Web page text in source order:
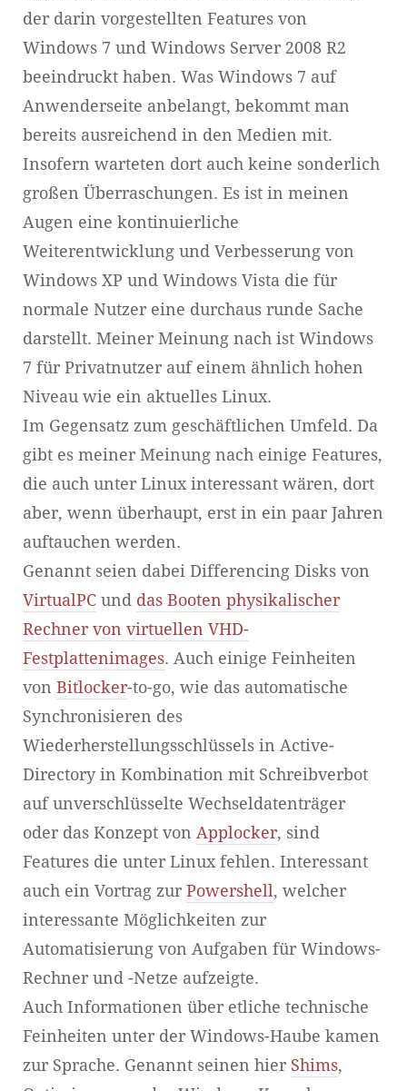
der darin vorgestellten Features von
Windows 7 und Windows Server 2008 R2
beeindruckt haben. Was Windows 7 auf
Anwenderseite anbelangt, bekommt man
bereits ausreichend in den Medien mit.
Insofern warteten dort auch keine sonderlich
großen Überraschungen. Es ist in meinen
Augen eine kontinuierliche
Weiterentwicklung und Verbesserung von
Windows XP und Windows Vista die für
normale Nutzer eine durchaus runde Sache
darstellt. Meiner Meinung nach ist Windows
7 für Privatnutzer auf einem ähnlich hohen
Niveau wie ein aktuelles Linux.
Im Gegensatz zum geschäftlichen Umfeld. Da
gibt es meiner Meinung nach einige Features,
die auch unter Linux interessant wären, dort
aber, wenn überhaupt, erst in ein paar Jahren
auftauchen werden.
Genannt seien dabei Differencing Disks von
VirtualPC und das Booten physikalischer
Rechner von virtuellen VHD-
Festplattenimages. Auch einige Feinheiten
von Bitlocker-to-go, wie das automatische
Synchronisieren des
Wiederherstellungsschlüssels in Active-
Directory in Kombination mit Schreibverbot
auf unverschlüsselte Wechseldatenträger
oder das Konzept von Applocker, sind
Features die unter Linux fehlen. Interessant
auch ein Vortrag zur Powershell, welcher
interessante Möglichkeiten zur
Automatisierung von Aufgaben für Windows-
Rechner und -Netze aufzeigte.
Auch Informationen über etliche technische
Feinheiten unter der Windows-Haube kamen
zur Sprache. Genannt seinen hier Shims,